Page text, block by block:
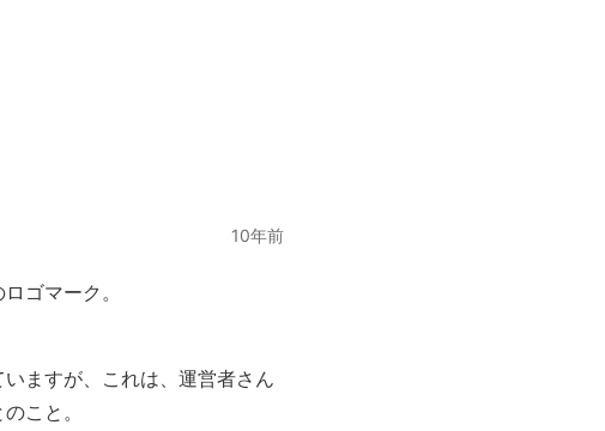
10年前
ゴマーク。
ますが、これは、運営者さん
こと。